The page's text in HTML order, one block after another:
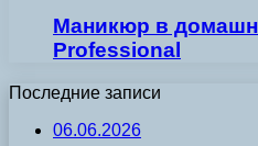
Маникюр в
Professional
Последние записи
06.06.2026